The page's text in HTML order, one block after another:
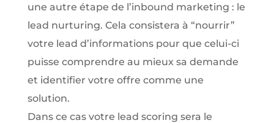
une autre étape de l’inbound marketing : le
lead nurturing. Cela consistera à “nourrir”
votre lead d’informations pour que celui-ci
puisse comprendre au mieux sa demande
et identifier votre offre comme une
solution.
Dans ce cas votre lead scoring sera le